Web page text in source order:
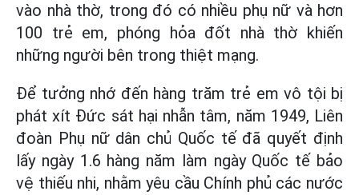
vào nhà thờ, trong đó có nhiều phụ nữ và hơn
100 trẻ em, phóng hỏa đốt nhà thờ khiến
những người bên trong thiệt mạng.
Để tưởng nhớ đến hàng trăm trẻ em vô tội bị
phát xít Đức sát hại nhẫn tâm, năm 1949, Liên
đoàn Phụ nữ dân chủ Quốc tế đã quyết định
lấy ngày 1.6 hàng năm làm ngày Quốc tế bảo
vệ thiếu nhi, nhằm yêu cầu Chính phủ các nước